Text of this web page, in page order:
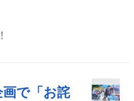
で「お詫